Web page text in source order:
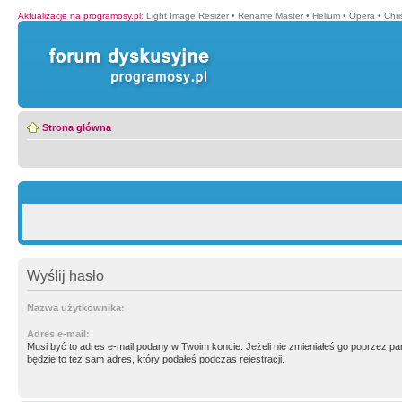
Aktualizacje na programosy.pl: Light Image Resizer • Rename Master • Helium • Opera •
Strona główna
Wyślij hasło
Nazwa użytkownika:
Adres e-mail:
Musi być to adres e-mail podany w Twoim koncie. Jeżeli nie zmieniałeś go poprzez
będzie to tez sam adres, który podałeś podczas rejestracji.